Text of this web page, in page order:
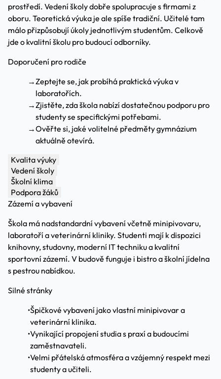
prostředí. Vedení školy dobře spolupracuje s firmami z
oboru. Teoretická výuka je ale spíše tradiční. Učitelé tam
málo přizpůsobují úkoly jednotlivým studentům. Celkově
jde o kvalitní školu pro budoucí odborníky.
Doporučení pro rodiče
→Zeptejte se, jak probíhá praktická výuka v
laboratořích.
→Zjistěte, zda škola nabízí dostatečnou podporu pro
studenty se specifickými potřebami.
→Ověřte si, jaké volitelné předměty gymnázium
aktuálně otevírá.
Kvalita výuky
Vedení školy
Školní klima
Podpora žáků
Zázemí a vybavení
Škola má nadstandardní vybavení včetně minipivovaru,
laboratoří a veterinární kliniky. Studenti mají k dispozici
knihovny, studovny, moderní IT techniku a kvalitní
sportovní zázemí. V budově funguje i bistro a školní jídelna
s pestrou nabídkou.
Silné stránky
•Špičkové vybavení jako vlastní minipivovar a
veterinární klinika.
•Vynikající propojení studia s praxí a budoucími
zaměstnavateli.
•Velmi přátelská atmosféra a vzájemný respekt mezi
studenty a učiteli.